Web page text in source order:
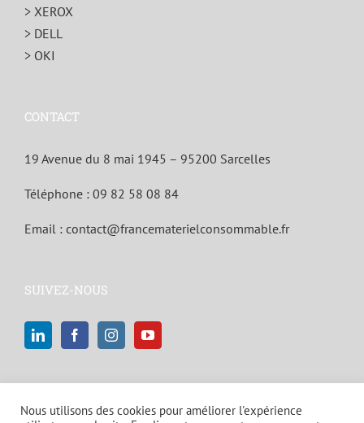
> XEROX
> DELL
> OKI
CONTACT
19 Avenue du 8 mai 1945 – 95200 Sarcelles
Téléphone : 09 82 58 08 84
Email : contact@francematerielconsommable.fr
SUIVEZ-NOUS
Nous utilisons des cookies pour améliorer l'expérience